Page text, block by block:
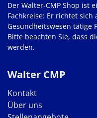
Walter CMP
Kontakt
Über uns
Der Walter-CMP Shop ist
Fachkreise: Er richtet
Gesundheitswesen tätige
Bitte beachten Sie, dass
werden.